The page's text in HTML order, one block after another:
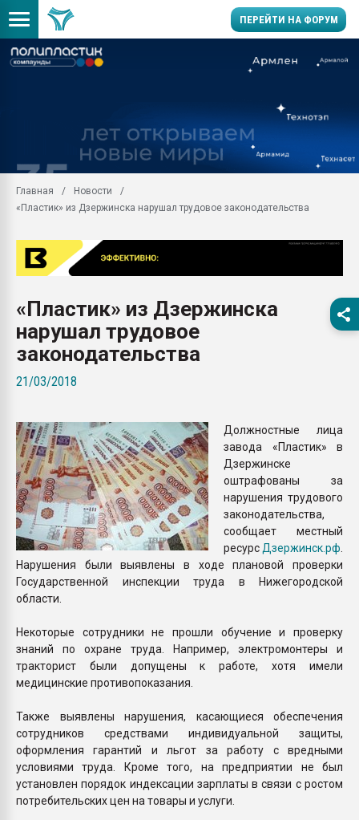
ПЕРЕЙТИ НА ФОРУМ
Вакуум-формовочные
ближайшее
Подмосковье, Москва
28.07.2026
бутылок
Материал поверхности
вакуумного
Главная
Новости
«Пластик» из Дзержинска нарушал трудовое законодательства
«Пластик» из Дзержинска
нарушал трудовое
законодательства
21/03/2018
Должностные лица
завода «Пластик» в
Дзержинске
оштрафованы за
нарушения трудового
законодательства,
сообщает местный
ресурс Дзержинск.рф
Нарушения были выявлены в ходе плановой проверки
Государственной инспекции труда в Нижегородской
области.
Некоторые сотрудники не прошли обучение и проверку
знаний по охране труда. Например, электромонтеры и
тракторист были допущены к работе, хотя имели
медицинские противопоказания.
Также выявлены нарушения, касающиеся обеспечения
сотрудников средствами индивидуальной защиты,
оформления гарантий и льгот за работу с вредными
условиями труда. Кроме того, на предприятии не был
установлен порядок индексации зарплаты в связи с ростом
потребительских цен на товары и услуги.